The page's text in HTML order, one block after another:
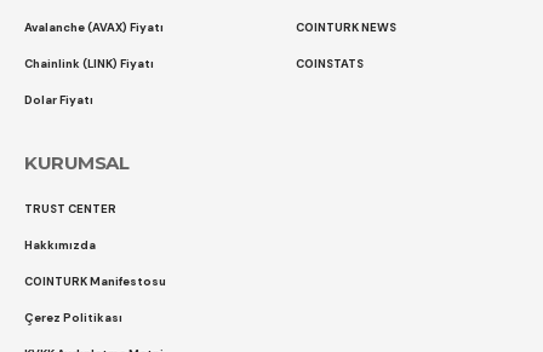
Avalanche (AVAX) Fiyatı
Chainlink (LINK) Fiyatı
Dolar Fiyatı
COINTURK NEWS
COINSTATS
KURUMSAL
TRUST CENTER
Hakkımızda
COINTURK Manifestosu
Çerez Politikası